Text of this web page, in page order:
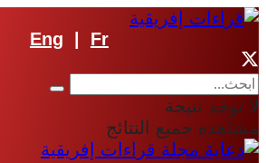
Eng Fr
لا توجد نتيجة
مشاهدة جميع النتائج